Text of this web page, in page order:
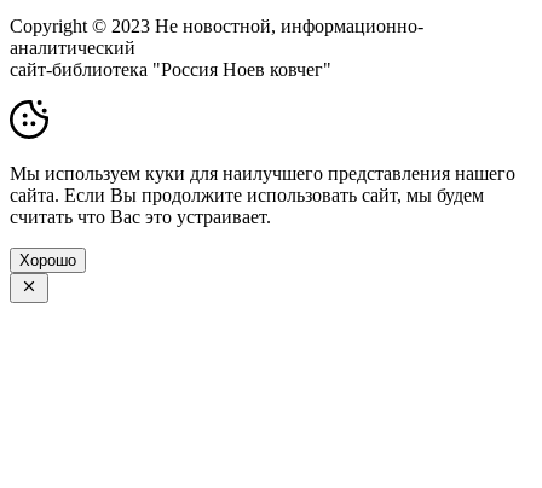
Copyright © 2023 Не новостной, информационно-
аналитический
сайт-библиотека "Россия Ноев ковчег"
Мы используем куки для наилучшего представления нашего
сайта. Если Вы продолжите использовать сайт, мы будем
считать что Вас это устраивает.
Хорошо